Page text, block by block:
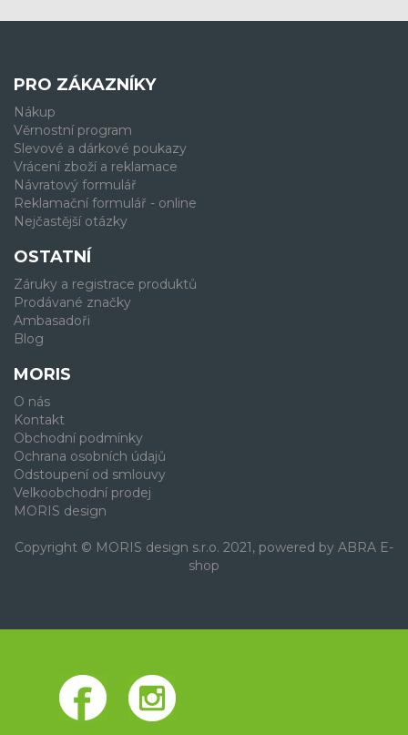
PRO ZÁKAZNÍKY
Nákup
Věrnostní program
Slevové a dárkové poukazy
Vrácení zboží a reklamace
Návratový formulář
Reklamační formulář - online
Nejčastější otázky
OSTATNÍ
Záruky a registrace produktů
Prodávané značky
Ambasadoři
Blog
MORIS
O nás
Kontakt
Obchodní podmínky
Ochrana osobních údajů
Odstoupení od smlouvy
Velkoobchodní prodej
MORIS design
Copyright © MORIS design s.r.o. 2021, powered by ABRA E-
shop